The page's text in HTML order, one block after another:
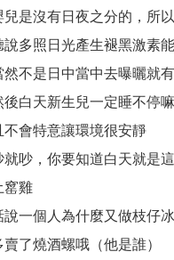
兒是沒有日夜之分的，所
說多照日光產生褪黑激素
然不是日中當中去曝曬就
後白天新生兒一定睡不停
不會特意讓環境很安靜
就吵，你要知道白天就是
窰雞
說一個人為什麼又做枝仔
賣了燒酒螺哦（他是誰）